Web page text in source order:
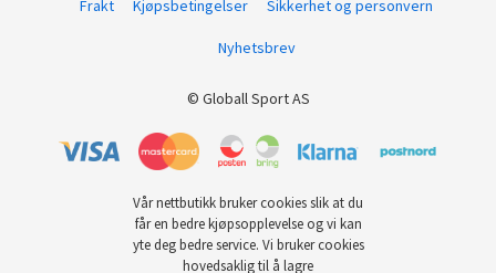
Frakt Kjøpsbetingelser Sikkerhet og personvern
Nyhetsbrev
© Globall Sport AS
Vår nettbutikk bruker cookies slik at du
får en bedre kjøpsopplevelse og vi kan
yte deg bedre service. Vi bruker cookies
hovedsaklig til å lagre